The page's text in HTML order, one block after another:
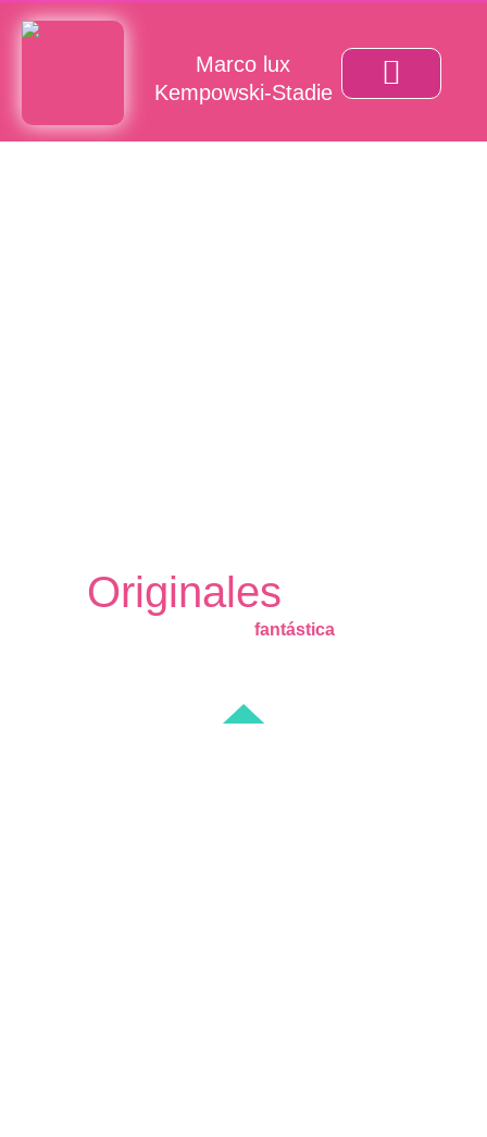
Marco lux
Kempowski-Stadie
Originales
fantástica